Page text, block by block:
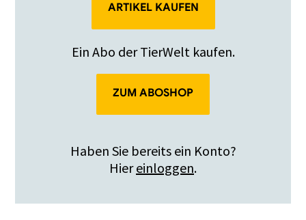
ARTIKEL KAUFEN
Ein Abo der TierWelt kaufen.
ZUM ABOSHOP
Haben Sie bereits ein Konto?
Hiereinloggen.